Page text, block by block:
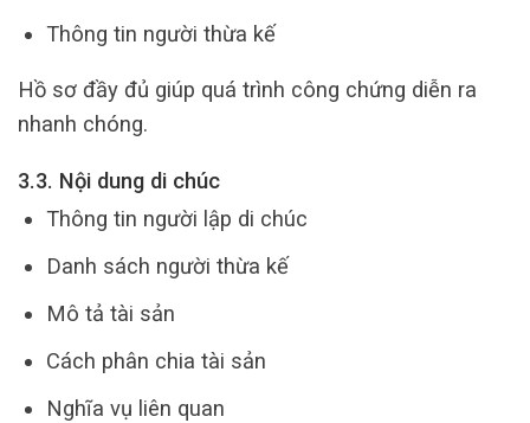
Thông tin người thừa kế
Hồ sơ đầy đủ giúp quá trình công chứng diễn ra
nhanh chóng.
3.3. Nội dung di chúc
Thông tin người lập di chúc
Danh sách người thừa kế
Mô tả tài sản
Cách phân chia tài sản
Nghĩa vụ liên quan